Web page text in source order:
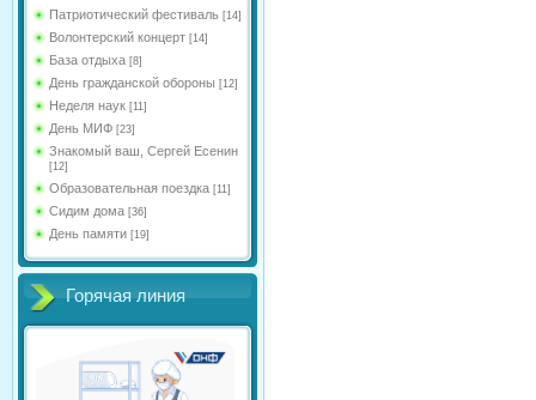
Патриотический фестиваль [14]
Волонтерский концерт [14]
База отдыха [8]
День гражданской обороны [12]
Неделя наук [11]
День МИФ [23]
Знакомый ваш, Сергей Есенин
[12]
Образовательная поездка [11]
Сидим дома [36]
День памяти [19]
Горячая линия